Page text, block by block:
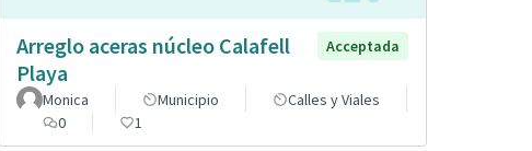
Arreglo aceras núcleo Calafell
Playa
Acceptada
Monica Municipio
Calles y Viales
0
1